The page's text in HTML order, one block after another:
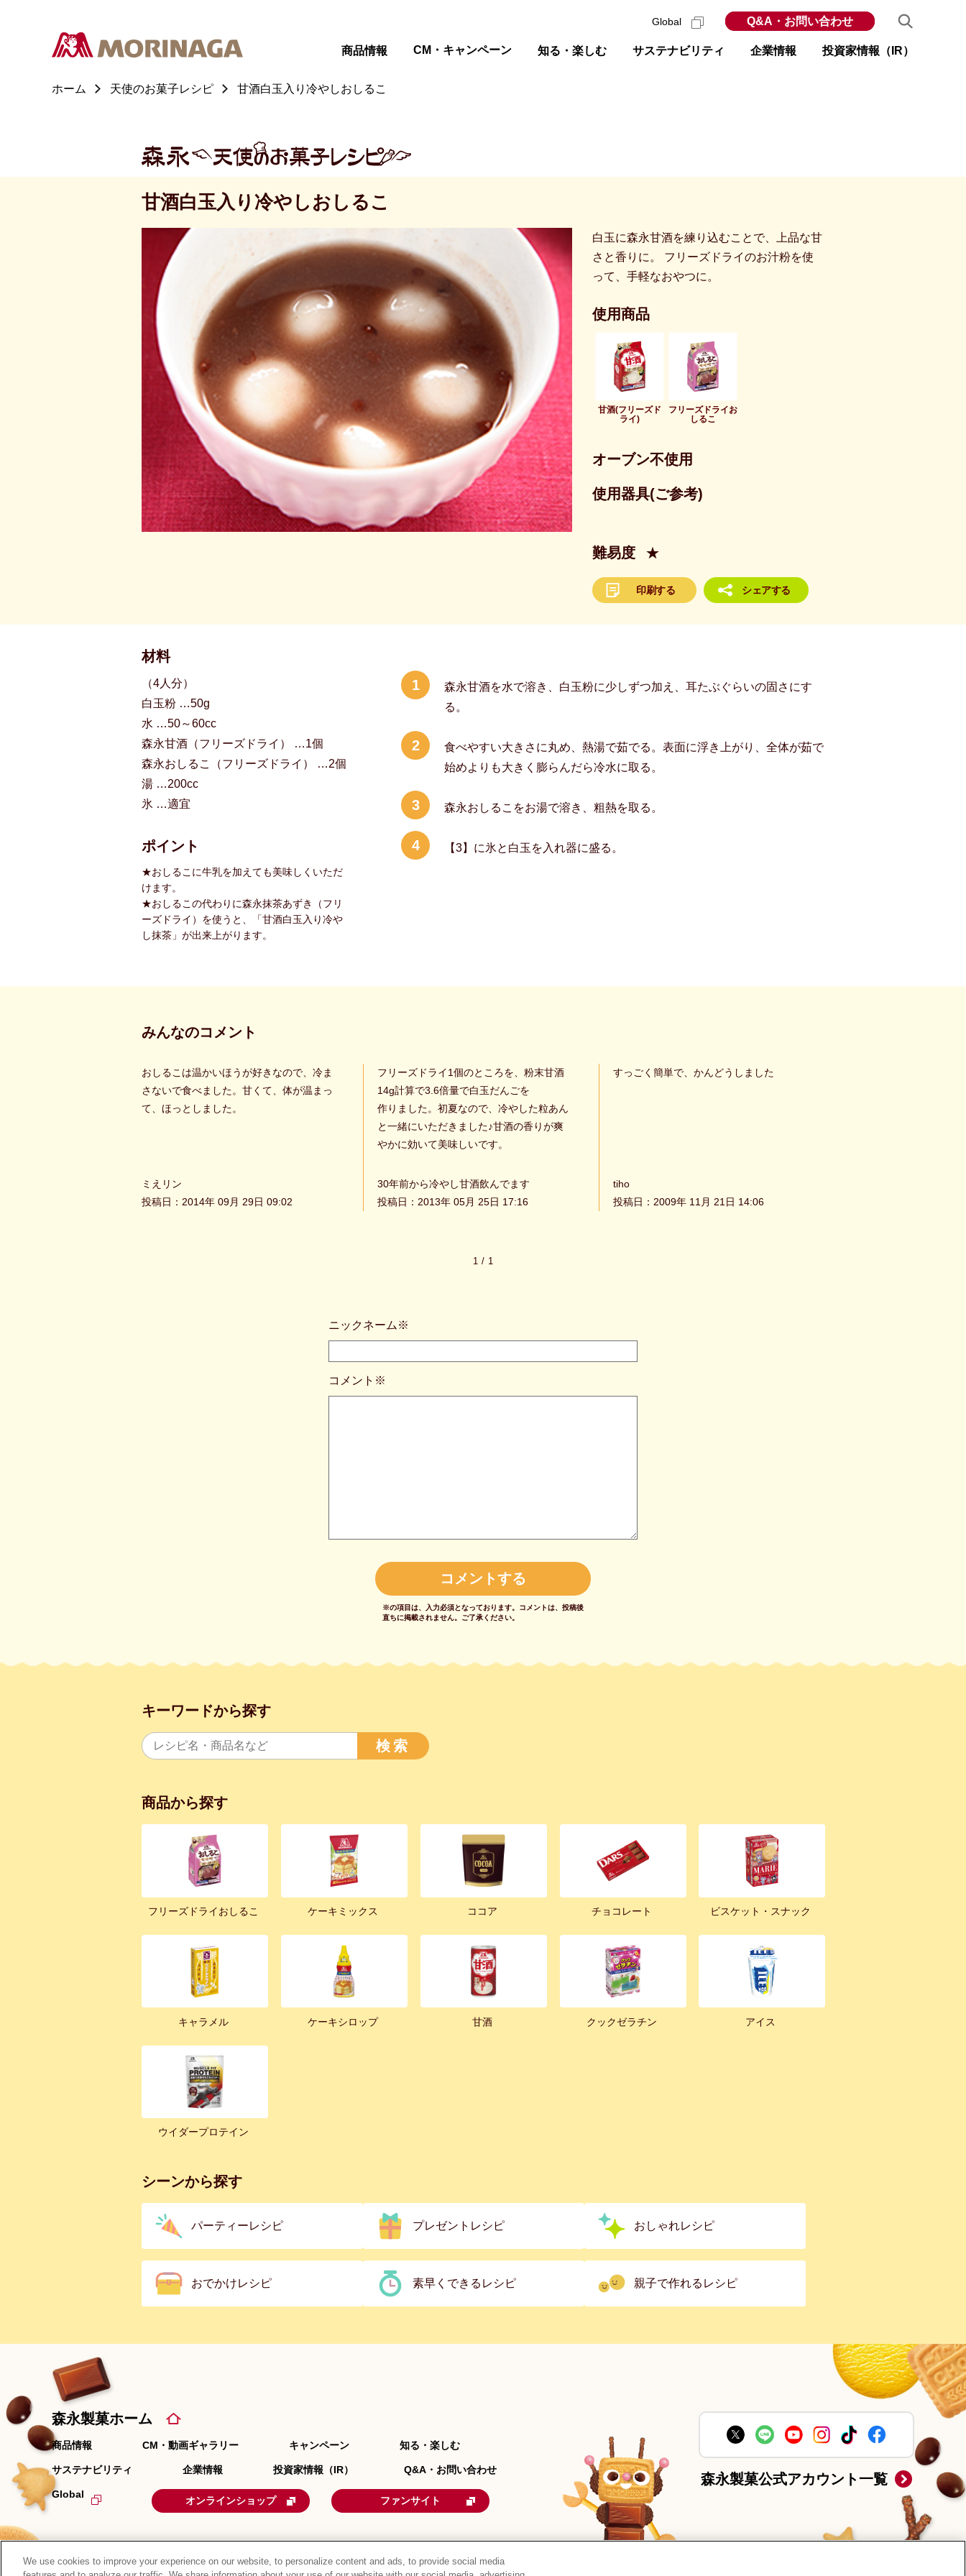
商品情報 CM・キャンペーン 知る・楽しむ サステナビリティ 企業情報 投資家情報（IR）
Global Q&A・お問い合わせ
ホーム 天使のお菓子レシピ 甘酒白玉入り冷やしおしるこ
甘酒白玉入り冷やしおしるこ
白玉に森永甘酒を練り込むことで、上品な甘
さと香りに。 フリーズドライのお汁粉を使
って、手軽なおやつに。
使用商品
甘酒(フリーズド
ライ)
フリーズドライお
しるこ
オーブン不使用
使用器具(ご参考)
難易度 ★
印刷する シェアする
材料
（4人分）
白玉粉 …50g
水 …50～60cc
森永甘酒（フリーズドライ） …1個
森永おしるこ（フリーズドライ） …2個
湯 …200cc
氷 …適宜
ポイント
★おしるこに牛乳を加えても美味しくいただ
けます。
★おしるこの代わりに森永抹茶あずき（フリ
ーズドライ） を使うと、「甘酒白玉入り冷や
し抹茶」が出来上がります。
1
森永甘酒を水で溶き、白玉粉に少しずつ加え、耳たぶぐらいの固さにす
る。
2
食べやすい大きさに丸め、熱湯で茹でる。表面に浮き上がり、全体が茹で
始めよりも大きく膨らんだら冷水に取る。
3 森永おしるこをお湯で溶き、粗熱を取る。
4 【3】に氷と白玉を入れ器に盛る。
みんなのコメント
おしるこは温かいほうが好きなので、冷ま
さないで食べました。甘くて、体が温まっ
て、ほっとしました。
ミえリン
投稿日：2014年 09月 29日 09:02
フリーズドライ1個のところを、粉末甘酒
14g計算で3.6倍量で白玉だんごを
作りました。初夏なので、冷やした粒あん
と一緒にいただきました♪甘酒の香りが爽
やかに効いて美味しいです。
30年前から冷やし甘酒飲んでます
投稿日：2013年 05月 25日 17:16
すっごく簡単で、かんどうしました
tiho
投稿日：2009年 11月 21日 14:06
1 / 1
ニックネーム※
コメント※
※の項目は、入力必須となっております。 コメントは、投稿後
直ちに掲載されません。 ご了承ください。
キーワードから探す
検索
商品から探す
フリーズドライおしるこ ケーキミックス ココア チョコレート ビスケット・スナック
キャラメル ケーキシロップ 甘酒 クックゼラチン アイス
ウイダープロテイン
シーンから探す
パーティーレシピ プレゼントレシピ おしゃれレシピ
おでかけレシピ 素早くできるレシピ 親子で作れるレシピ
森永製菓ホーム
商品情報 CM・動画ギャラリー キャンペーン 知る・楽しむ
サステナビリティ 企業情報 投資家情報（IR） Q&A・お問い合わせ
Global
オンラインショップ ファンサイト
森永製菓公式アカウント一覧
We use cookies to improve your experience on our website, to personalize content and ads, to provide social media